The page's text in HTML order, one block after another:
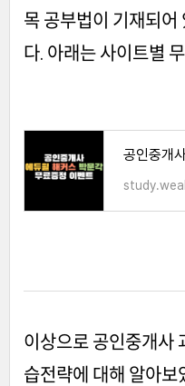
목 공부법이 기재되어
다. 아래는 사이트별
이상으로 공인중개사
습전략에 대해 알아보